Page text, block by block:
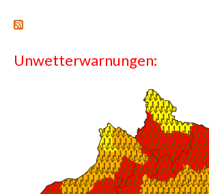
Unwetterwarnungen: